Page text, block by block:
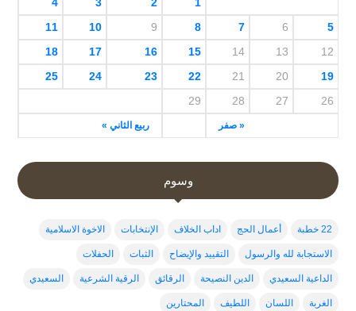
« صفر ربيع الثاني »
5
6
7
8
9
10
11
12
13
14
15
16
17
18
19
20
21
22
23
24
25
26
27
28
29
وسوم
22 خطبة أعمال الحج اداب الخلاف الإنتخابات الاخوة الاسلامية
الاستجابة لله والرسول التقييد والإيضاح الثبات الحفلات
الداعية السعيدي الدين النصيحة الرقائق الرقية الشرعية السعيدي
الغربة اللسان اللطيف المحتارين